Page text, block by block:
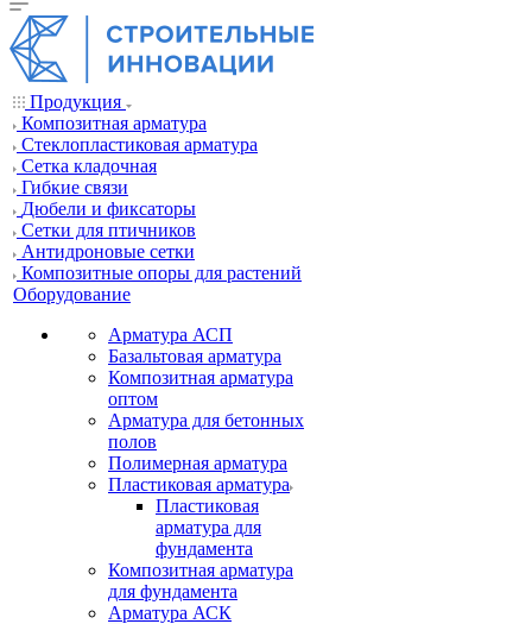
Продукция
Композитная арматура
Cтеклопластиковая арматура
Сетка кладочная
Гибкие связи
Дюбели и фиксаторы
Сетки для птичников
Антидроновые сетки
Композитные опоры для растений
Оборудование
Арматура АСП
Базальтовая арматура
Композитная арматура
оптом
Арматура для бетонных
полов
Полимерная арматура
Пластиковая арматура
Пластиковая
арматура для
фундамента
Композитная арматура
для фундамента
Арматура АСК